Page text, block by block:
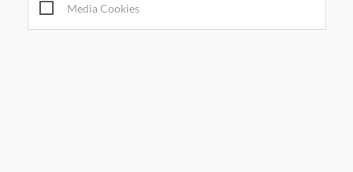
FR
7.00-12.30 Uhr
Media Cookies